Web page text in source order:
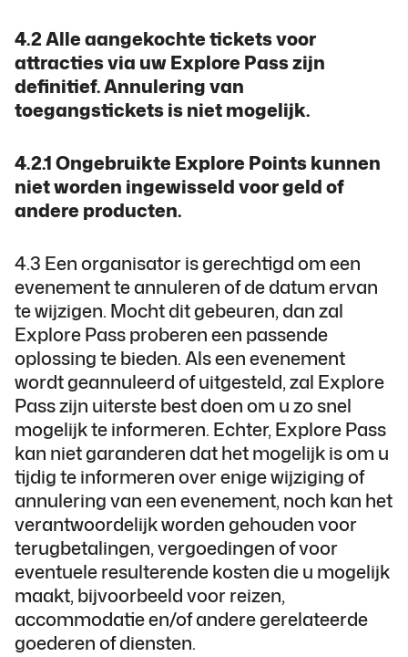
4.2 Alle aangekochte tickets voor
attracties via uw Explore Pass zijn
definitief. Annulering van
toegangstickets is niet mogelijk.
4.2.1 Ongebruikte Explore Points kunnen
niet worden ingewisseld voor geld of
andere producten.
4.3 Een organisator is gerechtigd om een
evenement te annuleren of de datum ervan
te wijzigen. Mocht dit gebeuren, dan zal
Explore Pass proberen een passende
oplossing te bieden. Als een evenement
wordt geannuleerd of uitgesteld, zal Explore
Pass zijn uiterste best doen om u zo snel
mogelijk te informeren. Echter, Explore Pass
kan niet garanderen dat het mogelijk is om u
tijdig te informeren over enige wijziging of
annulering van een evenement, noch kan het
verantwoordelijk worden gehouden voor
terugbetalingen, vergoedingen of voor
eventuele resulterende kosten die u mogelijk
maakt, bijvoorbeeld voor reizen,
accommodatie en/of andere gerelateerde
goederen of diensten.